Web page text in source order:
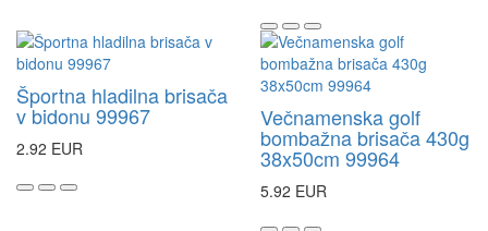
Športna hladilna brisača
v bidonu 99967
2.92 EUR
Večnamenska golf
bombažna brisača 430g
38x50cm 99964
5.92 EUR